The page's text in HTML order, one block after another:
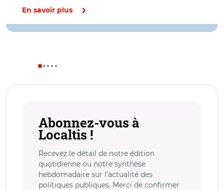
En savoir plus
Abonnez-vous à
Localtis !
Recevez le détail de notre édition
quotidienne ou notre synthèse
hebdomadaire sur l’actualité des
politiques publiques. Merci de confirmer